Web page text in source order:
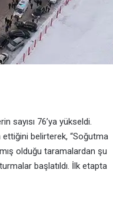
sayısı 76’ya yükseldi.
ettiğini belirterek, “Soğutma
olduğu taramalardan şu
başlatıldı. İlk etapta